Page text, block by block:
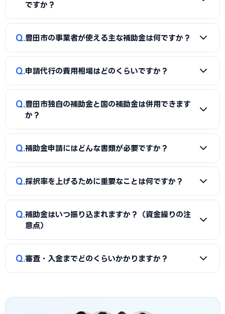
ですか？
A
補助金は事業計画書の完成度で採択率が大きく変わりま
成、必要書類の整備、申請システム（電子申請）の操作、採
択後の実績報告まで一貫してサポートを受けられます。本業に
Q 豊田市の事業者が使える主な補助金は何ですか？
A
国の「ものづくり補助金」「IT導入補助金」「小規模事
投資補助金」に加え、豊田市独自の補助金・助成金が活用で
きます。詳しくは本記事の「豊田市独自の補助金制度」「国
の主要補助金」の各セクションをご覧ください。
Q 申請代行の費用相場はどのくらいですか？
A
一般的に「着手金（無料〜数万円）＋成功報酬（採択額
の10〜15%程度）」の体系が多く、完全成功報酬型の事務所
約前に見積もりと報酬条件を必ず確認しましょう。当サイト
では豊田市に対応した実績豊富な専門家を無料でご紹介して
Q 豊田市独自の補助金と国の補助金は併用できます
か？
A
同一経費への重複申請はできませんが、対象経費を「設備
金）」のように分けることで、異なる経費項目について両方
を活用できるケースがあります。経費按分の計画は事前に専門
Q 補助金申請にはどんな書類が必要ですか？
A
一般的に、事業計画書、見積書、決算書（直近2期分）、
類（賃上げ表明・事業継続力強化計画の認定等）も求められ
ます。申請代行ではこれらの書類整備と不備チェックを代行
し、差し戻しによる遅延を防ぎます。
Q 採択率を上げるために重要なことは何ですか？
A
①公募要領の加点項目を漏れなく満たすこと、②課題・解
決策・効果を定量的（数値）で示すこと、③事業の革新性と
市の地域特性や自社の強みを盛り込んだ計画書ほど高く評価
されます。申請代行はこの作り込みを専門的に支援します。
Q 補助金はいつ振り込まれますか？（資金繰りの注
意点）
A
補助金は原則「後払い（精算払い）」です。採択後にいっ
Q 審査・入金までどのくらいかかりますか？
決定・事業実施・実績報告を経て入金されるため、申請から
入金まで半年〜1年程度かかるのが一般的です。豊田市独自の